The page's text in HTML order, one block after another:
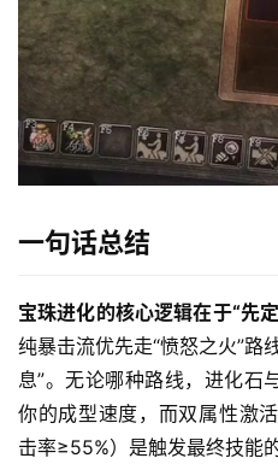
一句话总结
宝珠进化的核心逻辑在于“先
纯暴击流优先走“愤怒之火”路
息”。无论哪种路线，进化石
你的成型速度，而双属性激
击率≥55%）是触发最终技能